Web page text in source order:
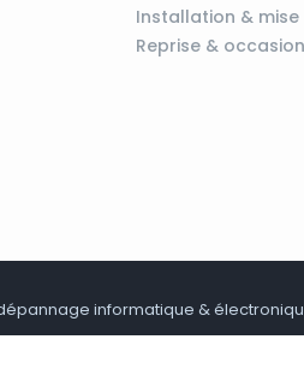
Installation & mise
Reprise & occasion
informatique &